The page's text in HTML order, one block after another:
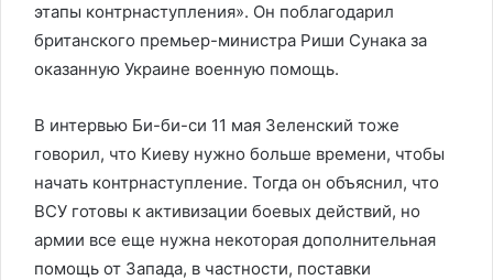
этапы контрнаступления». Он поблагодарил
британского премьер-министра Риши Сунака за
оказанную Украине военную помощь.
В интервью Би-би-си 11 мая Зеленский тоже
говорил, что Киеву нужно больше времени, чтобы
начать контрнаступление. Тогда он объяснил, что
ВСУ готовы к активизации боевых действий, но
армии все еще нужна некоторая дополнительная
помощь от Запада, в частности, поставки